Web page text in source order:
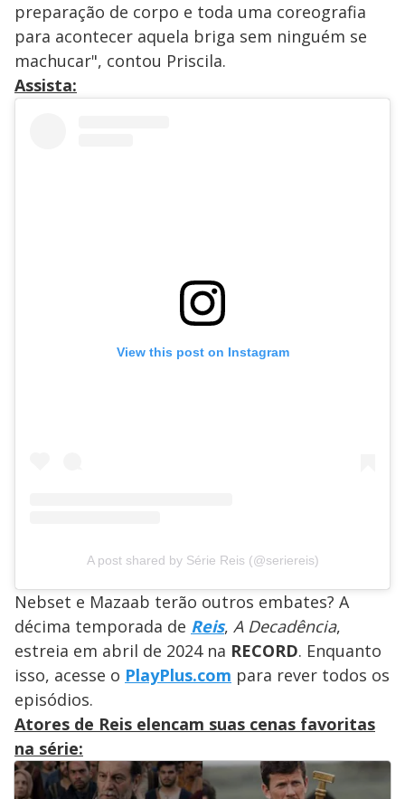
preparação de corpo e toda uma coreografia
para acontecer aquela briga sem ninguém se
machucar", contou Priscila.
Assista:
View this post on Instagram
A post shared by Série Reis (@seriereis)
Nebset e Mazaab terão outros embates? A
décima temporada de Reis, A Decadência,
estreia em abril de 2024 na RECORD. Enquanto
isso, acesse o PlayPlus.com para rever todos os
episódios.
Atores de Reis elencam suas cenas favoritas
na série: